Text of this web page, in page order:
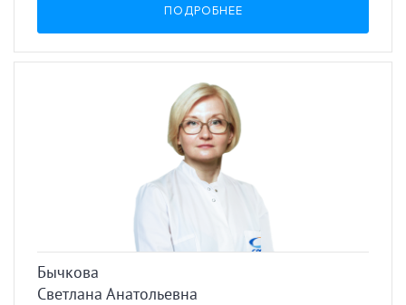
ПОДРОБНЕЕ
Бычкова
Светлана Анатольевна